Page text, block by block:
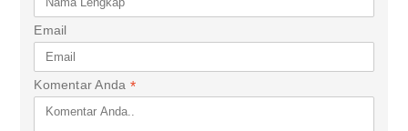
Email
Komentar Anda *